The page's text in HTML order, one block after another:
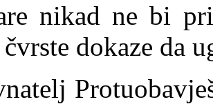
nikad ne bi
dokaze da